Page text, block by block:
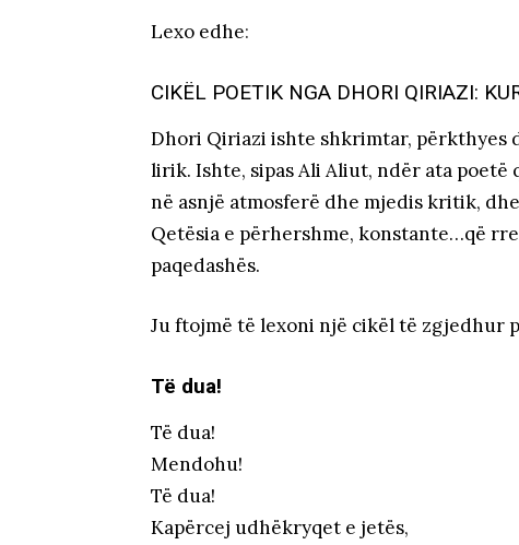
Lexo edhe:
CIKËL POETIK NGA DHORI QIRIAZI:
Dhori Qiriazi ishte shkrimtar, përkthyes
lirik. Ishte, sipas Ali Aliut, ndër ata
në asnjë atmosferë dhe mjedis kritik,
Qetësia e përhershme, konstante…që
paqedashës.
Ju ftojmë të lexoni një cikël të zgjedhur
Të dua!
Të dua!
Mendohu!
Të dua!
Kapërcej udhëkryqet e jetës,